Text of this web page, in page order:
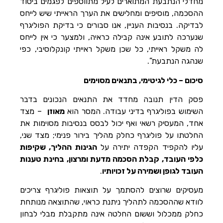
ההסכמה, מוסיפים ומחלישים את הערך הראייתי שיש לייחס
לבדיקה. בנסיבות העניין, אנו סבורים כי בדיקת הפוליגרף
שנערכה לתובע אינה קבילה כראיה, ולמצער כי אין לייחס
לה משקל ראייתי, כל שכן משקל ראייתי קונקלוסיבי, כפי
שנהגה הנתבעת”.
סיכום – כלי לגיטימי, בתנאים מסוימים
פסק הדין תנובה מחדד את התנאים הנכונים בדבר
השימוש בפוליגרף בדיני עבודה. המסר הואמאוזן – מצד
אחד, המעסיק רשאי ואף יכול לבסס בנסיבות מסוימות את
החלטתו על פוליגרף כחלק מהליך בירור פנימי; מצד שני,
עליו להקפיד הקפדה יתירה עלהגינות ההליך, שקיפות
כלפי העובד, קבלת הסכמה מדעת ומרצון, בחינת טענות
העובד לגופן ושמירה על זכויותיו.
מעסיקים שרוצים להסתמך על תוצאות פוליגרף צריכים
לוודא שההסכמה לתהליך ניתנת כראוי, שהתוצאה מנותחת
כחלק ממכלול וששום החלטה אינה מתקבלת מבלי לבחון